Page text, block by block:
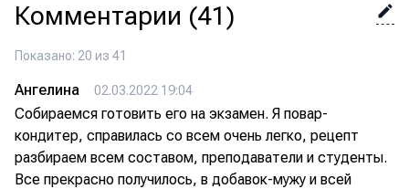
Комментарии (41)
Показано: 20 из 41
Ангелина 02.03.2022 19:04
Собираемся готовить его на экзамен. Я повар-
кондитер, справилась со всем очень легко, рецепт
разбираем всем составом, преподаватели и студенты.
Все прекрасно получилось, в добавок-мужу и всей